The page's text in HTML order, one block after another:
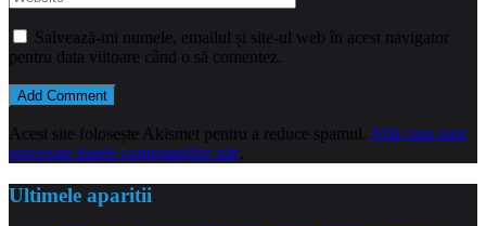
Salvează-mi numele, emailul și site-ul web în acest navigator
pentru data viitoare când o să comentez.
Acest site folosește Akismet pentru a reduce spamul. Află cum sunt
procesate datele comentariilor tale
Ultimele aparitii